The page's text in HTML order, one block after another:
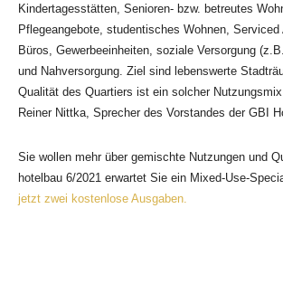
Kindertagesstätten, Senioren- bzw. betreutes
Pflegeangebote, studentisches Wohnen, Serviced
Büros, Gewerbeeinheiten, soziale Versorgung
und Nahversorgung. Ziel sind lebenswerte
Qualität des Quartiers ist ein solcher
Reiner Nittka, Sprecher des Vorstandes der GBI
Sie wollen mehr über gemischte Nutzungen und
hotelbau 6/2021 erwartet Sie ein Mixed-Use-
jetzt zwei kostenlose Ausgaben.